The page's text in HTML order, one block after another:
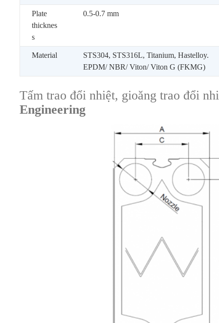
Plate
thicknes
s
0.5-0.7 mm
Material
STS304, STS316L, Titanium, Hastelloy.
EPDM/ NBR/ Viton/ Viton G (FKMG)
Tấm trao đổi nhiệt, gioăng trao đổi
Engineering